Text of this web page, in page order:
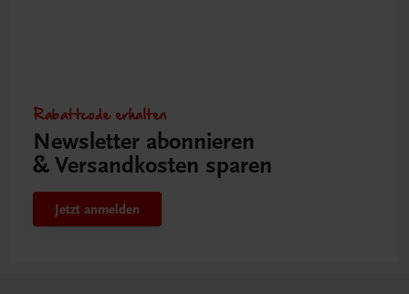
Rabattcode erhalten
Newsletter abonnieren
& Versandkosten sparen
Jetzt anmelden